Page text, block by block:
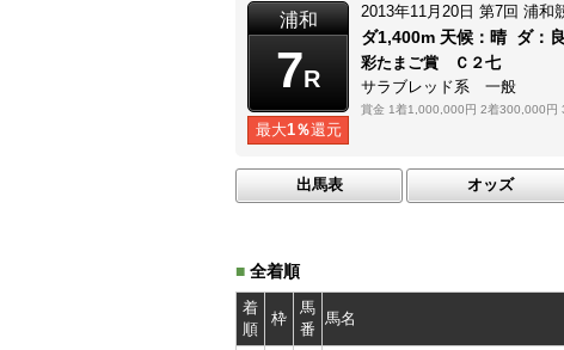
浦和
7R
最大1％還元
2013年11月20日 第7回 浦和
ダ1,400m 天候： 晴 ダ： 良
彩たまご賞 Ｃ２七
サラブレッド系 一般
賞金 1着1,000,000円 2着300,000円
出馬表 オッズ
■ 全着順
着
順
枠
馬
番
馬名